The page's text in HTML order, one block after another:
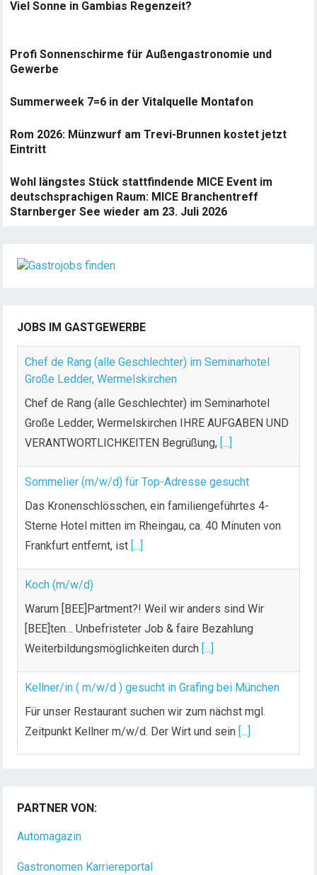
Viel Sonne in Gambias Regenzeit?
Profi Sonnenschirme für Außengastronomie und
Gewerbe
Summerweek 7=6 in der Vitalquelle Montafon
Rom 2026: Münzwurf am Trevi-Brunnen kostet jetzt
Eintritt
Wohl längstes Stück stattfindende MICE Event im
deutschsprachigen Raum: MICE Branchentreff
Starnberger See wieder am 23. Juli 2026
JOBS IM GASTGEWERBE
Chef de Rang (alle Geschlechter) im Seminarhotel
Große Ledder, Wermelskirchen
Chef de Rang (alle Geschlechter) im Seminarhotel
Große Ledder, Wermelskirchen IHRE AUFGABEN UND
VERANTWORTLICHKEITEN Begrüßung, [...]
Sommelier (m/w/d) für Top-Adresse gesucht
Das Kronenschlösschen, ein familiengeführtes 4-
Sterne Hotel mitten im Rheingau, ca. 40 Minuten von
Frankfurt entfernt, ist [...]
Koch (m/w/d)
Warum [BEE]Partment?! Weil wir anders sind Wir
[BEE]ten… Unbefristeter Job & faire Bezahlung
Weiterbildungsmöglichkeiten durch [...]
Kellner/in ( m/w/d ) gesucht in Grafing bei München
Für unser Restaurant suchen wir zum nächst mgl.
Zeitpunkt Kellner m/w/d. Der Wirt und sein [...]
Dein Arbeitsplatz mit Urlaubsfeeling Chef de Rang
(m/w/d) Du bist Gastgeber aus Leidenschaft und
PARTNER VON:
Automagazin
Gastronomen Karriereportal